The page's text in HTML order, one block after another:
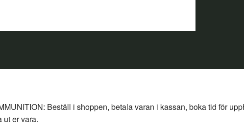
Beställ i shoppen, betala varan i kassan, boka tid för
ut er vara.